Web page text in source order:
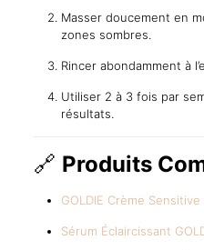
Masser doucement en
zones sombres.
Rincer abondamment à
Utiliser 2 à 3 fois par
résultats.
🔗 Produits
GOLDIE Crème
Sérum Éclaircissant